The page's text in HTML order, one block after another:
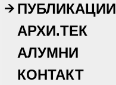
ПУБЛИКАЦИИ
АРХИ.ТЕК
АЛУМНИ
КОНТАКТ